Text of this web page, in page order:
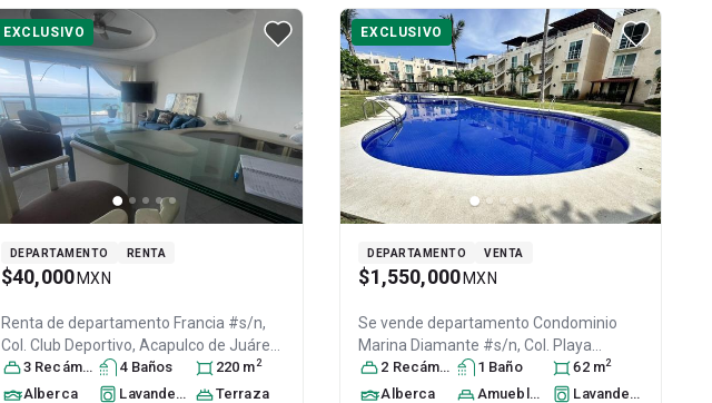
EXCLUSIVO
DEPARTAMENTO RENTA
$40,000 MXN
Renta de departamento Francia #s/n,
Col. Club Deportivo, Acapulco de Juárez
Guerrero, México, C.P. 39690, ID:
28998024
3 Recámara s 4 Baños 220 m2
Alberca Lavandería Terraza
EXCLUSIVO
DEPARTAMENTO VENTA
$1,550,000 MXN
Se vende departamentoCondominio
Marina Diamante #s/n, Col. Playa
Diamante,Acapulco de Juárez,
Guerrero, México , C.P. 39897, ID:
2 Recámara s 1 Baño 62 m2
Alberca Amueblado Lavandería